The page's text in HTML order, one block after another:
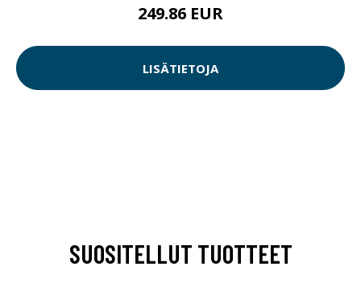
249.86 EUR
LISÄTIETOJA
SUOSITELLUT TUOTTEET